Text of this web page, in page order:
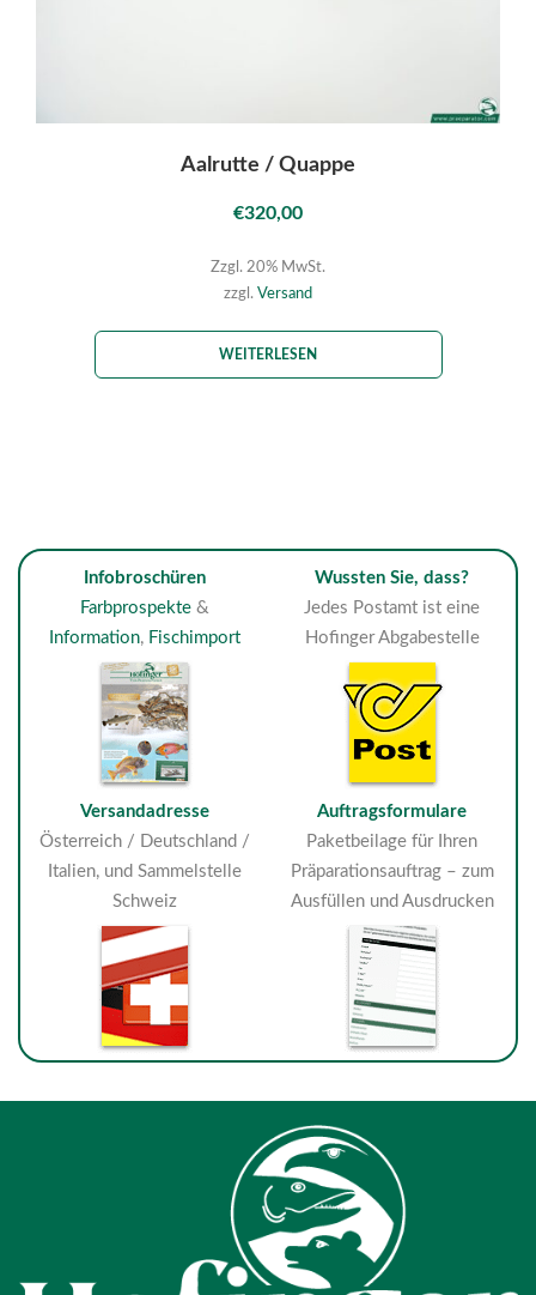
Aalrutte / Quappe
€320,00
Zzgl. 20% MwSt.
zzgl. Versand
WEITERLESEN
Infobroschüren
Farbprospekte&
Information, Fischimport
Wussten Sie, dass?
Jedes Postamt ist eine
Hofinger Abgabestelle
Versandadresse
Österreich / Deutschland /
Italien, und Sammelstelle
Schweiz
Auftragsformulare
Paketbeilage für Ihren
Präparationsauftrag – zum
Ausfüllen und Ausdrucken